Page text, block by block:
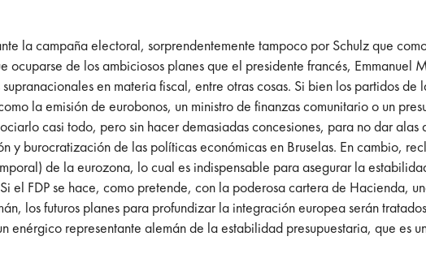
la campaña electoral, sorprendentemente tampoco por Schulz que
de los ambiciosos planes que el presidente francés, Emmanuel
en materia fiscal, entre otras cosas. Si bien los partidos
la emisión de eurobonos, un ministro de finanzas comunitario o un
casi todo, pero sin hacer demasiadas concesiones, para no dar alas
burocratización de las políticas económicas en Bruselas. En cambio,
de la eurozona, lo cual es indispensable para asegurar la
el FDP se hace, como pretende, con la poderosa cartera de Hacienda,
los futuros planes para profundizar la integración europea serán
enérgico representante alemán de la estabilidad presupuestaria, que es